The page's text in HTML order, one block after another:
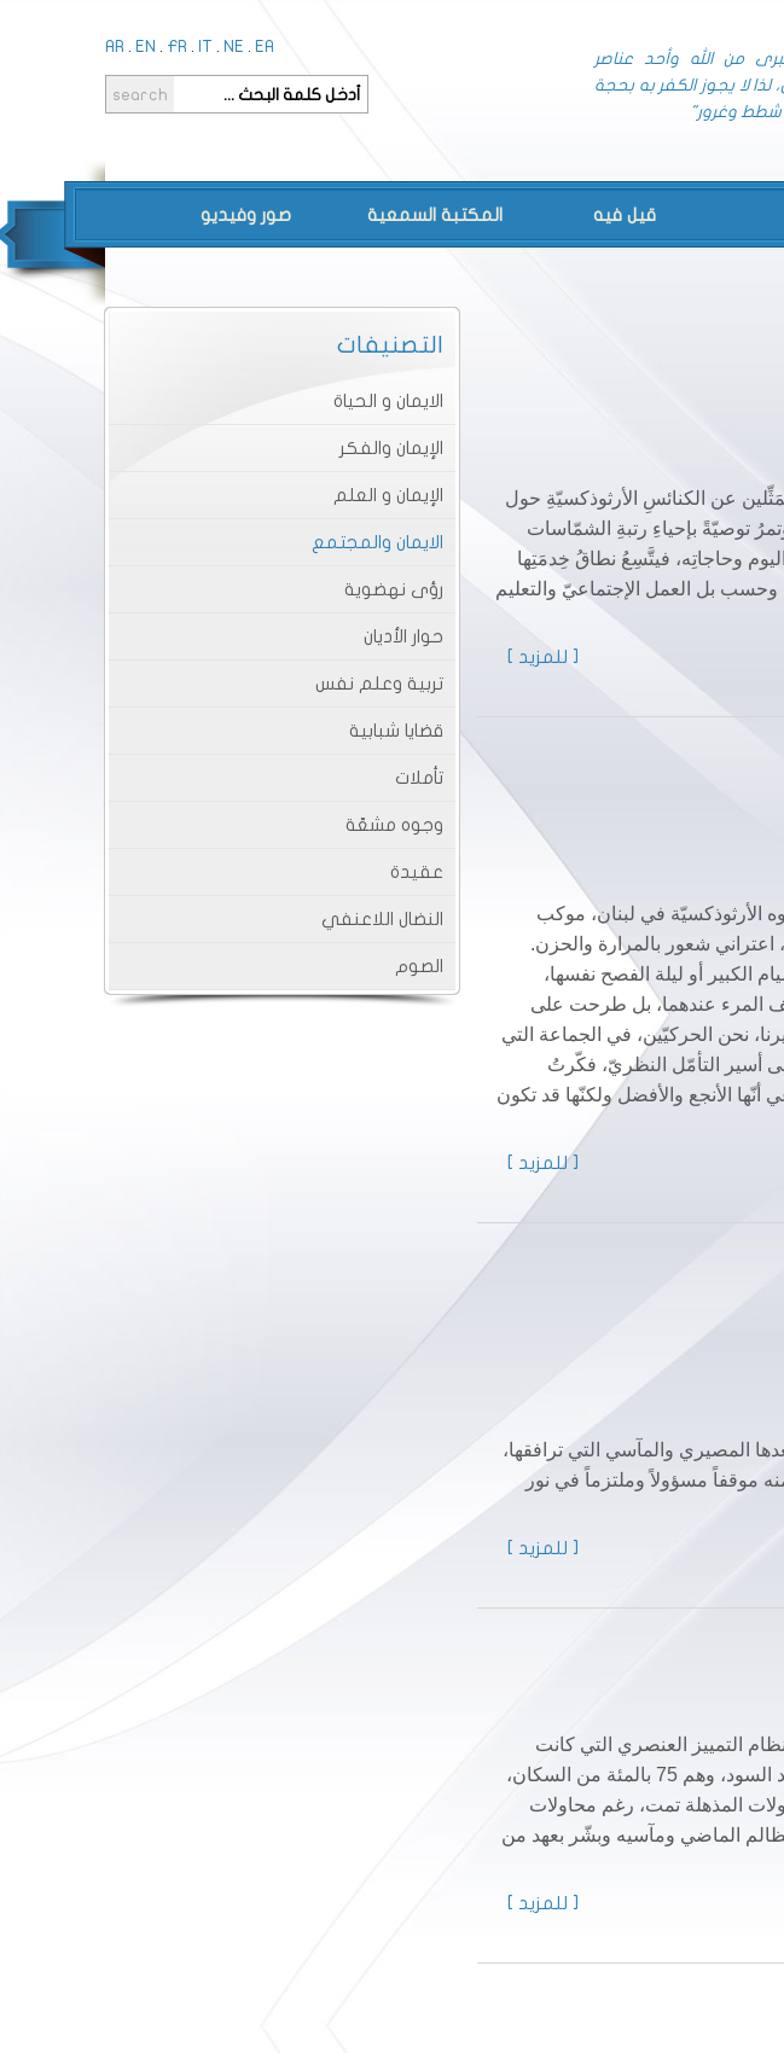
من الله وأحد عناصر
لذا لا يجوز الكفر به بحجة
شطط وغرور"
AR . EN . FR . IT . NE . EA
قيل فيه المكتبة السمعية صور وفيديو
في رودس لقاءٌ تشاوريٌّ بين مُمَثِّلين عن الكنائسِ الأرثوذكسيّةِ حول
61 أسقفاً ولاهوتيّاً، منهم 18 إمرأة. أصدَرَ المؤتمرُ توصيّةً بإحياءِ رتبةِ الشمّاسات
وحاجاتِه، فيتَّسِعُ نطاقُ خِدمَتِها
بل العمل الإجتماعيّ والتعليم
[ للمزيد ]
الأرثوذكسيّة في لبنان، موكب
اعتراني شعور بالمرارة والحزن.
الكبير أو ليلة الفصح نفسها،
المرء عندهما، بل طرحت على
نحن الحركيّين، في الجماعة التي
أسير التأمّل النظريّ، فكّرتُ
الأنجع والأفضل ولكنّها قد تكون
[ للمزيد ]
المصيري والمآسي التي ترافقها،
موقفاً مسؤولاً وملتزماً في نور
[ للمزيد ]
التمييز العنصري التي كانت
تنتصب شامخة منيعة، متحدية العالم بأسره. وطويت صفحة 350 سنة من القهر والذل، واستعاد السود، وهم 75 بالمئة من السكان،
المذهلة تمت، رغم محاولات
1990، في مناخ وفاقيّ علا فوق مظالم الماضي ومآسيه وبشّر بعهد من
[ للمزيد ]
التصنيفات
الايمان و الحياة
الإيمان والفكر
الإيمان و العلم
الايمان والمجتمع
رؤى نهضوية
حوار الأديان
تربية وعلم نفس
قضايا شبابية
تأملات
وجوه مشعّة
عقيدة
النضال اللاعنفي
الصوم